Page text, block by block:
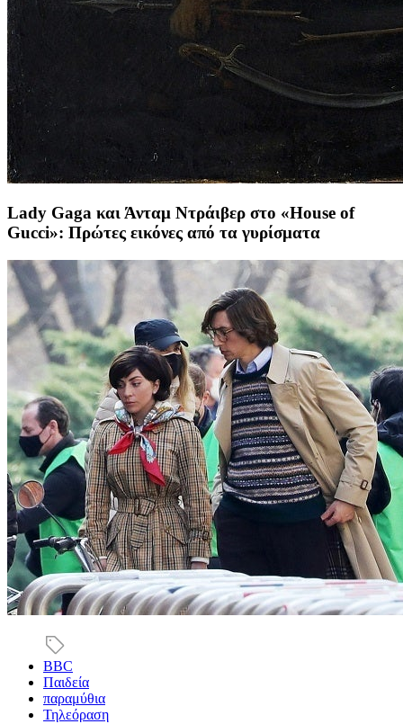
Lady Gaga και Άνταμ Ντράιβερ στο «House of
Gucci»: Πρώτες εικόνες από τα γυρίσματα
BBC
Παιδεία
παραμύθια
Τηλεόραση